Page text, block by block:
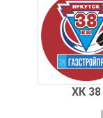
ХК 38